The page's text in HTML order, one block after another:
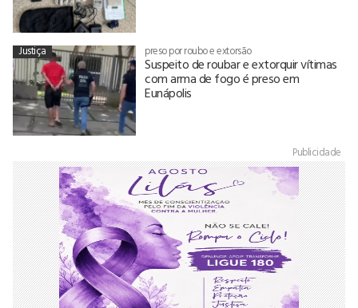
Justiça preso por roubo e extorsão
Suspeito de roubar e extorquir vítimas
com arma de fogo é preso em
Eunápolis
Publicidade